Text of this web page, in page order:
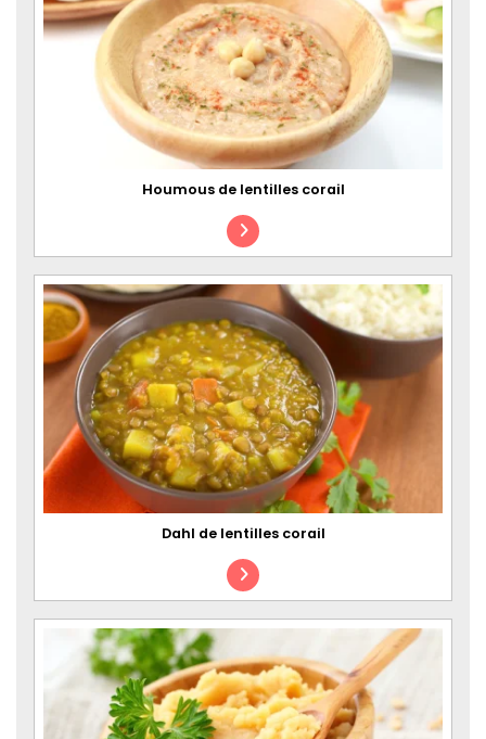
Houmous de lentilles corail
Dahl de lentilles corail